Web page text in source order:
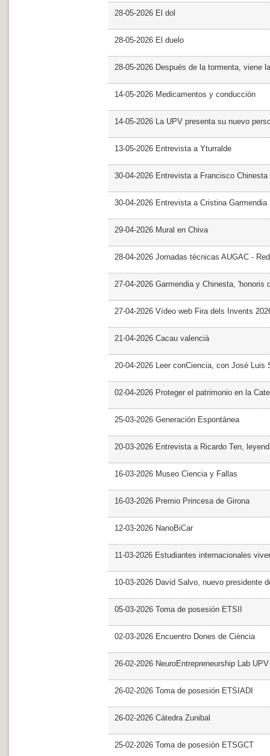
28-05-2026 El dol
28-05-2026 El duelo
28-05-2026 Después de la tormenta, viene
14-05-2026 Medicamentos y conducción
14-05-2026 La UPV presenta su nuevo
13-05-2026 Entrevista a Yturralde
30-04-2026 Entrevista a Francisco Chinesta
30-04-2026 Entrevista a Cristina Garmendia
29-04-2026 Mural en Chiva
28-04-2026 Jornadas técnicas AUGAC -
27-04-2026 Garmendia y Chinesta, 'honoris
27-04-2026 Vídeo web Fira dels Invents
21-04-2026 Cacau valencià
20-04-2026 Leer conCiencia, con José Luis
02-04-2026 Proteger el patrimonio en la
25-03-2026 Generación Espontánea
20-03-2026 Entrevista a Ricardo Ten,
16-03-2026 Museo Ciencia y Fallas
16-03-2026 Premio Princesa de Girona
12-03-2026 NanoBiCar
11-03-2026 Estudiantes internacionales
10-03-2026 David Salvo, nuevo presidente
05-03-2026 Toma de posesión ETSII
02-03-2026 Encuentro Dones de Ciència
26-02-2026 NeuroEntrepreneurship Lab UPV
26-02-2026 Toma de posesión ETSIADI
26-02-2026 Cátedra Zunibal
25-02-2026 Toma de posesión ETSGCT